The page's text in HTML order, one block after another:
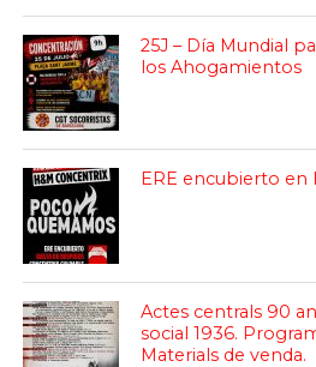
25J – Día Mundial
los Ahogamientos
ERE encubierto en
Actes centrals 90
social 1936.
Materials de venda.